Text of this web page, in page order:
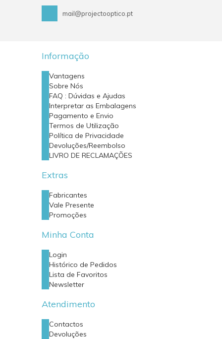
mail@projectooptico.pt
Informação
Vantagens
Sobre Nós
FAQ : Dúvidas e Ajudas
Interpretar as Embalagens
Pagamento e Envio
Termos de Utilização
Política de Privacidade
Devoluções/Reembolso
LIVRO DE RECLAMAÇÕES
Extras
Fabricantes
Vale Presente
Promoções
Minha Conta
Login
Histórico de Pedidos
Lista de Favoritos
Newsletter
Atendimento
Contactos
Devoluções